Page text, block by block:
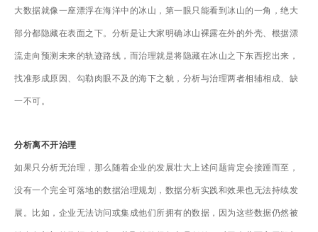
大数据就像一座漂浮在海洋中的冰山，第一眼只能看到冰山的一角，绝大
部分都隐藏在表面之下。分析是让大家明确冰山裸露在外的外壳、根据漂
流走向预测未来的轨迹路线，而治理就是将隐藏在冰山之下东西挖出来，
找准形成原因、勾勒肉眼不及的海下之貌，分析与治理两者相辅相成、缺
一不可。
分析离不开治理
如果只分析无治理，那么随着企业的发展壮大上述问题肯定会接踵而至，
没有一个完全可落地的数据治理规划，数据分析实践和效果也无法持续发
展。比如，企业无法访问或集成他们所拥有的数据，因为这些数据仍然被